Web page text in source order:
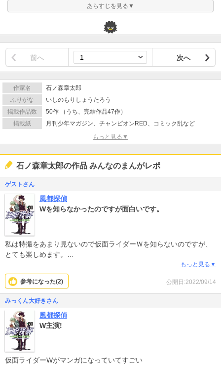
あらすじを見る▼
前へ 次へ
作家名
石ノ森章太郎
ふりがな
いしのもりしょうたろう
掲載作品数
50作 （うち、完結作品47作）
掲載紙
月刊少年マガジン、チャンピオンRED、コミック乱など
もっと見る▼
石ノ森章太郎の作品 みんなのまんがレポ
ゲストさん
風都探偵
Wを知らなかったのですが面白いです。
私は特撮をあまり見ないので仮面ライダーＷを知らないのですが、
とても楽しめます。
子供のときに見た仮面ライダーの進化版という感じで、ドラマの方
も見てみたくなりました。
もっと見る▼
公開日:2022/09/14
参考になった(2)
みっくん大好きさん
風都探偵
W主演!
仮面ライダーWがマンガになっていてすごい